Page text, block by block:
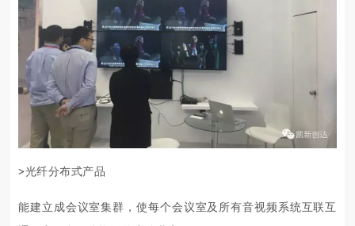
>光纤分布式产品
能建立成会议室集群，使每个会议室及所有音视频系统互联互